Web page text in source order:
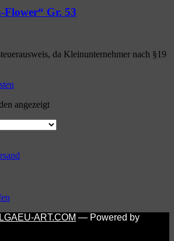
Gr. 53
da Kleinunternehmer nach §19
angezeigt
ART.COM — Powered by